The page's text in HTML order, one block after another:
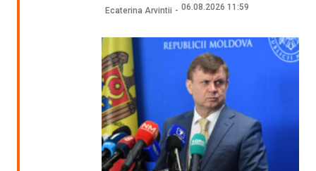
Ecaterina Arvintii 06.08.2026 11:59